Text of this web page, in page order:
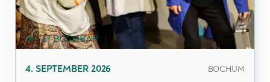
PRÄSENZ
JETZT BUCHBAR
4. SEPTEMBER 2026 BOCHUM